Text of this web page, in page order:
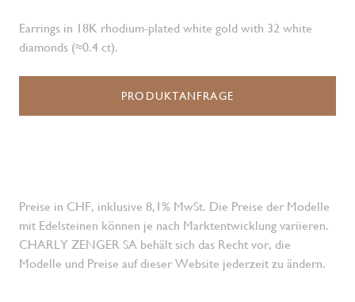
Earrings in 18K rhodium-plated white gold with 32 white
diamonds (≈0.4 ct).
PRODUKTANFRAGE
Preise in CHF, inklusive 8,1% MwSt. Die Preise der Modelle
mit Edelsteinen können je nach Marktentwicklung variieren.
CHARLY ZENGER SA behält sich das Recht vor, die
Modelle und Preise auf dieser Website jederzeit zu ändern.